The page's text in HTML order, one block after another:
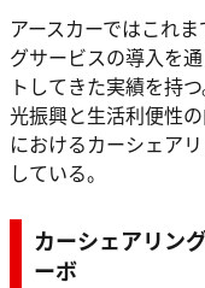
アースカーではこれ
グサービスの導入を
トしてきた実績を持
光振興と生活利便性
におけるカーシェア
している。
カーシェアリン
ーボ